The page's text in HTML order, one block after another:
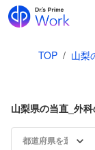
TOP / 山梨
山梨県の当直_外
都道府県を選択